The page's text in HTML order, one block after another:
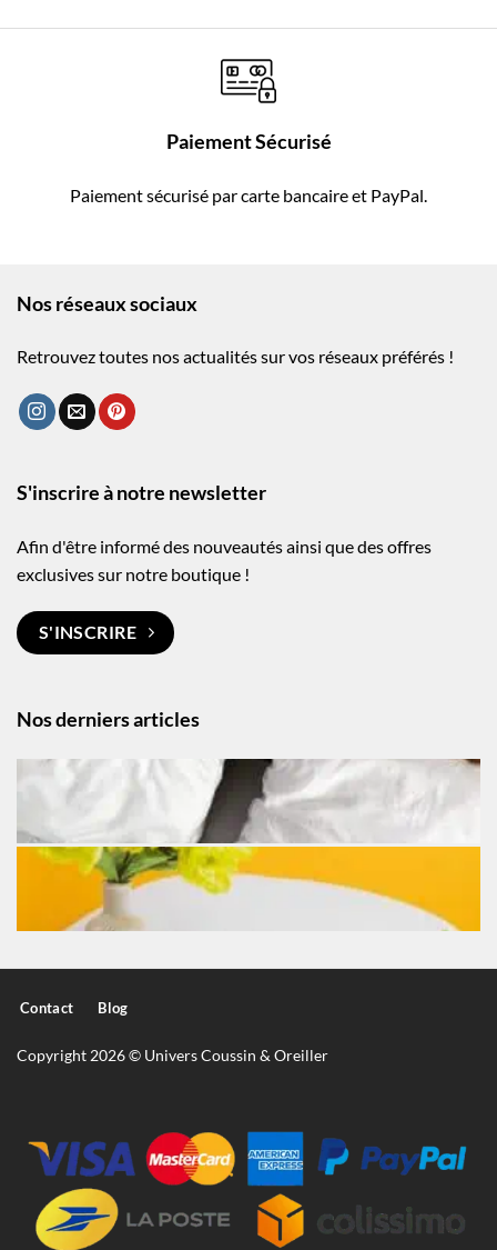
Paiement Sécurisé
Paiement sécurisé par carte bancaire et PayPal.
Nos réseaux sociaux
Retrouvez toutes nos actualités sur vos réseaux préférés !
Nos derniers articles
S'inscrire à notre newsletter
Afin d'être informé des nouveautés ainsi que des offres
exclusives sur notre boutique !
S'INSCRIRE
Contact Blog
Copyright 2026 © Univers Coussin & Oreiller